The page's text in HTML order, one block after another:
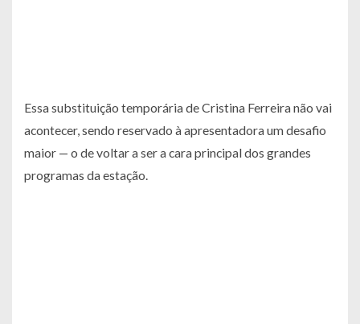
Essa substituição temporária de Cristina Ferreira não vai
acontecer, sendo reservado à apresentadora um desafio
maior — o de voltar a ser a cara principal dos grandes
programas da estação.